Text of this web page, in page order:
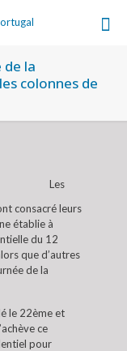
la
colonnes de
Les
consacré leurs
établie à
du 12
que d’autres
de la
le 22ème et
ce
pour